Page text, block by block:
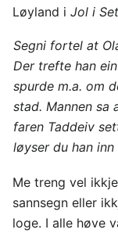
Løyland i Jol i
Segni fortel at
Der trefte han
spurde m.a. om
stad. Mannen sa
faren Taddeiv
løyser du han
Me treng vel
sannsegn eller
loge. I alle høve